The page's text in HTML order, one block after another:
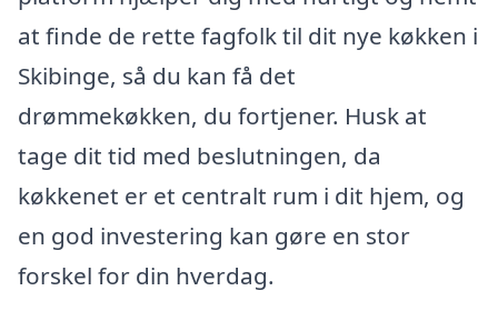
at finde de rette fagfolk til dit nye køkken i
Skibinge, så du kan få det
drømmekøkken, du fortjener. Husk at
tage dit tid med beslutningen, da
køkkenet er et centralt rum i dit hjem, og
en god investering kan gøre en stor
forskel for din hverdag.